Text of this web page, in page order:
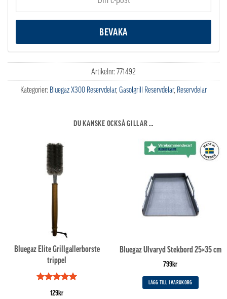
Artikelnr: 771492
Kategorier: Bluegaz X300 Reservdelar, Gasolgrill Reservdelar, Reservdelar
DU KANSKE OCKSÅ GILLAR …
Bluegaz Elite Grillgallerborste
trippel
Betygsatt
av 5129kr
Bluegaz Ulvaryd Stekbord 25×35 cm
799kr
LÄGG TILL I VARUKORG